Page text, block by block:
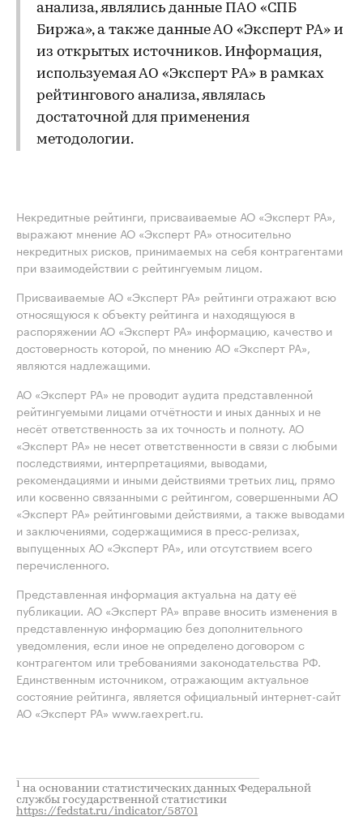
анализа, являлись данные ПАО «СПБ
Биржа», а также данные АО «Эксперт РА» и
из открытых источников. Информация,
используемая АО «Эксперт РА» в рамках
рейтингового анализа, являлась
достаточной для применения
методологии.
Некредитные рейтинги, присваиваемые АО «Эксперт РА»,
выражают мнение АО «Эксперт РА» относительно
некредитных рисков, принимаемых на себя контрагентами
при взаимодействии с рейтингуемым лицом.
Присваиваемые АО «Эксперт РА» рейтинги отражают всю
относящуюся к объекту рейтинга и находящуюся в
распоряжении АО «Эксперт РА» информацию, качество и
достоверность которой, по мнению АО «Эксперт РА»,
являются надлежащими.
АО «Эксперт РА» не проводит аудита представленной
рейтингуемыми лицами отчётности и иных данных и не
несёт ответственность за их точность и полноту. АО
«Эксперт РА» не несет ответственности в связи с любыми
последствиями, интерпретациями, выводами,
рекомендациями и иными действиями третьих лиц, прямо
или косвенно связанными с рейтингом, совершенными АО
«Эксперт РА» рейтинговыми действиями, а также выводами
и заключениями, содержащимися в пресс-релизах,
выпущенных АО «Эксперт РА», или отсутствием всего
перечисленного.
Представленная информация актуальна на дату её
публикации. АО «Эксперт РА» вправе вносить изменения в
представленную информацию без дополнительного
уведомления, если иное не определено договором с
контрагентом или требованиями законодательства РФ.
Единственным источником, отражающим актуальное
состояние рейтинга, является официальный интернет-сайт
АО «Эксперт РА» www.raexpert.ru.
1 на основании статистических данных Федеральной
службы государственной статистики
https://fedstat.ru/indicator/58701